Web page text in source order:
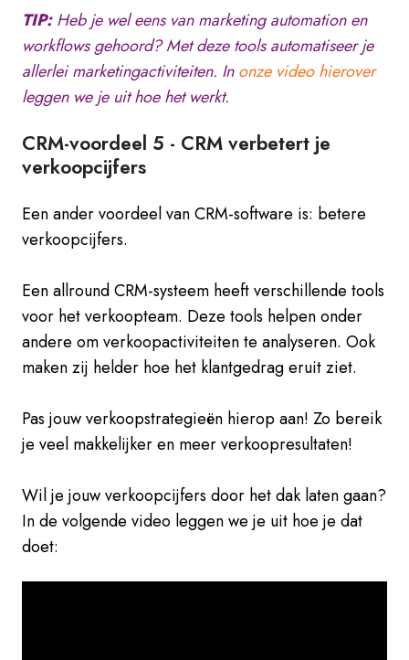
TIP:Heb je wel eens van marketing automation en
workflows gehoord? Met deze tools automatiseer je
allerlei marketingactiviteiten. Inonze video hierover
leggen we je uit hoe het werkt.
CRM-voordeel 5 - CRM verbetert je
verkoopcijfers
Een ander voordeel van CRM-software is: betere
verkoopcijfers.
Een allround CRM-systeem heeft verschillende tools
voor het verkoopteam. Deze tools helpen onder
andere om verkoopactiviteiten te analyseren. Ook
maken zij helder hoe het klantgedrag eruit ziet.
Pas jouw verkoopstrategieën hierop aan! Zo bereik
je veel makkelijker en meer verkoopresultaten!
Wil je jouw verkoopcijfers door het dak laten gaan?
In de volgende video leggen we je uit hoe je dat
doet: